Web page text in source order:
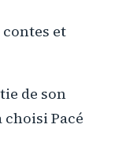
et
de son
choisi Pacé